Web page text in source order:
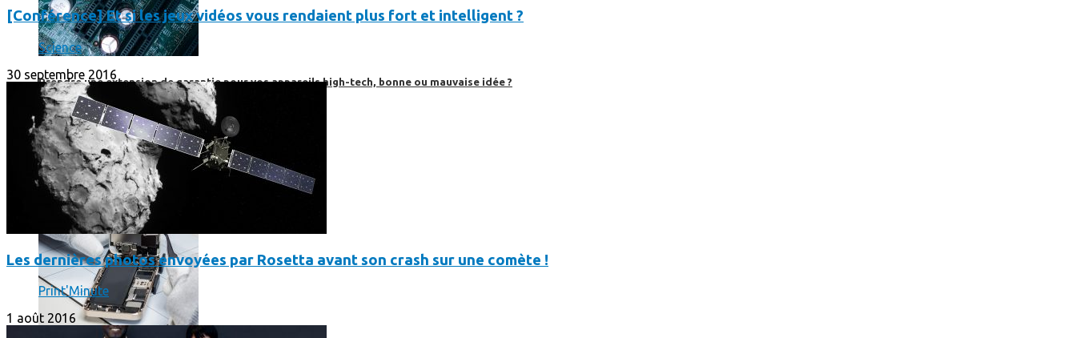
Prendre une extension de garantie pour vos appareils high-tech, bonne ou mauvaise idée ?
[Conférence] Et si les jeux vidéos vous rendaient plus fort et intelligent ?
Science
30 septembre 2016
Les dernières photos envoyées par Rosetta avant son crash sur une comète !
Print'Minute
1 août 2016